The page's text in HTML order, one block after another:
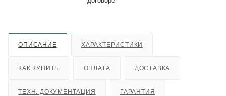
ОПИСАНИЕ ХАРАКТЕРИСТИКИ
КАК КУПИТЬ ОПЛАТА ДОСТАВКА
ТЕХН. ДОКУМЕНТАЦИЯ ГАРАНТИЯ